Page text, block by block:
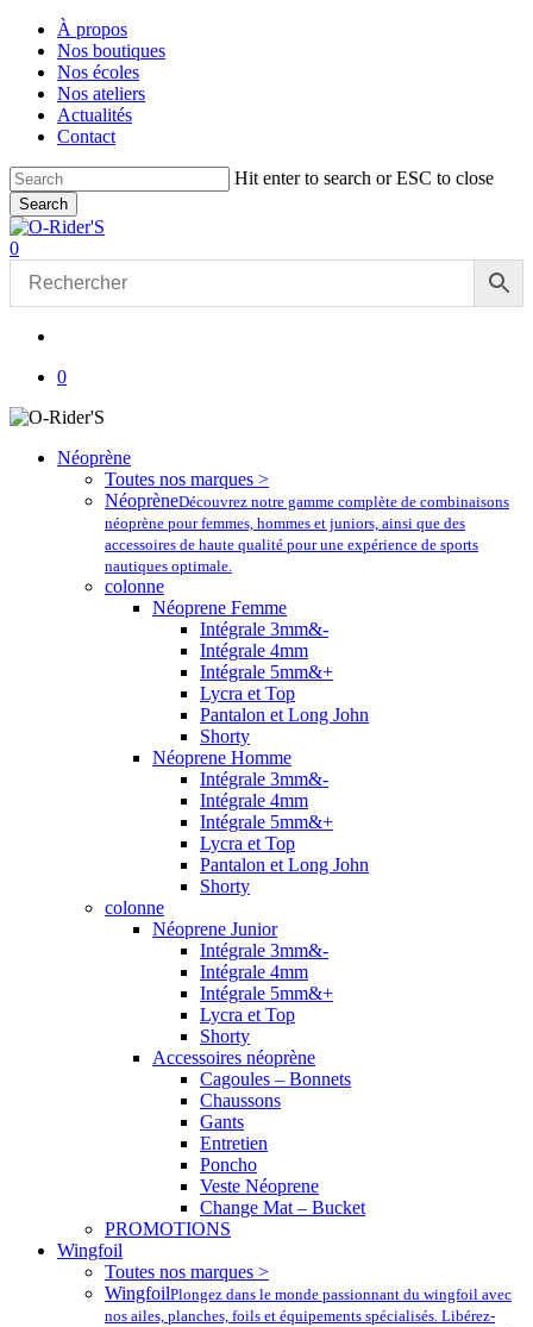
Skip
main
content
À propos
Nos boutiques
Nos écoles
Nos ateliers
Actualités
Contact
Hit enter to search or ESC to close
Search
Close
Search
account
0
0
Néoprène
Toutes nos marques >
NéoprèneDécouvrez notre gamme complète de combinaisons
néoprène pour femmes, hommes et juniors, ainsi que des
accessoires de haute qualité pour une expérience de sports
nautiques optimale.
colonne
Néoprene Femme
Intégrale 3mm&-
Intégrale 4mm
Intégrale 5mm&+
Lycra et Top
Pantalon et Long John
Shorty
Néoprene Homme
Intégrale 3mm&-
Intégrale 4mm
Intégrale 5mm&+
Lycra et Top
Pantalon et Long John
Shorty
colonne
Néoprene Junior
Intégrale 3mm&-
Intégrale 4mm
Intégrale 5mm&+
Lycra et Top
Shorty
Accessoires néoprène
Cagoules – Bonnets
Chaussons
Gants
Entretien
Poncho
Veste Néoprene
Change Mat – Bucket
PROMOTIONS
Wingfoil
Toutes nos marques >
WingfoilPlongez dans le monde passionnant du wingfoil avec
nos ailes, planches, foils et équipements spécialisés. Libérez-